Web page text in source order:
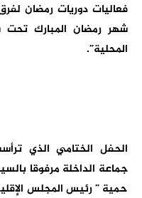
فعاليات دوريات رمضان
شهر رمضان المبارك تحت
المحلية”.
الحفل الختامي الذي
جماعة الداخلة مرفوقا
حمية ” رئيس المجلس